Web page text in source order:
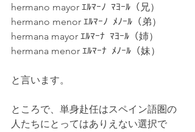
hermano mayor ｴﾙﾏｰﾉ  ﾏﾖｰﾙ（兄）
hermano menor ｴﾙﾏｰﾉ  ﾒﾉｰﾙ（弟）
hermana mayor ｴﾙﾏｰﾅ  ﾏﾖｰﾙ（姉）
hermana menor ｴﾙﾏｰﾅ  ﾒﾉｰﾙ（妹）
と言います。
ところで、単身赴任はスペイン語圏の
人たちにとってはありえない選択で